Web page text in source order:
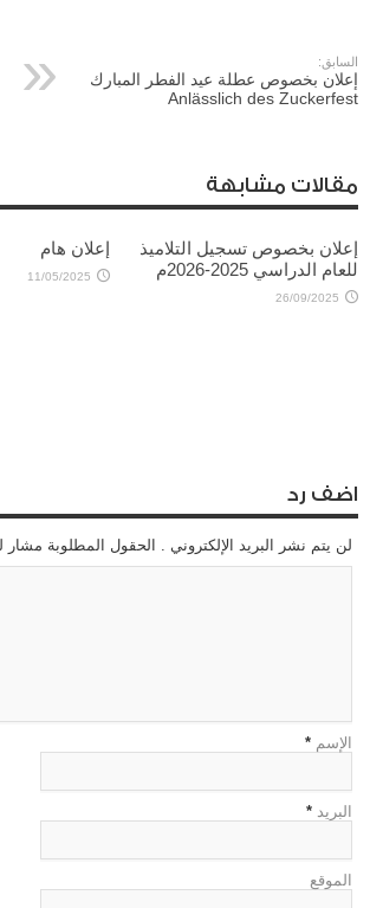
السابق:
إعلان بخصوص عطلة عيد الفطر المبارك
Anlässlich des Zuckerfest
مقالات مشابهة
إعلان بخصوص تسجيل التلاميذ
للعام الدراسي 2025-2026م
26/09/2025
إعلان هام
11/05/2025
اضف رد
لن يتم نشر البريد الإلكتروني . الحقول المطلوبة مشار
الإسم *
البريد *
الموقع